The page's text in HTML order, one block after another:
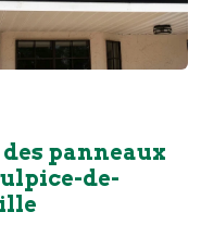
panneaux
de-